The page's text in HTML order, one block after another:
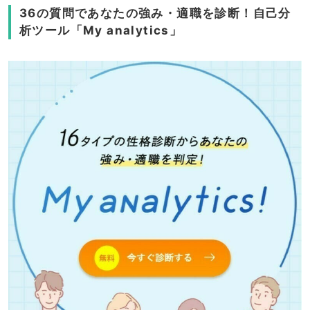
36の質問であなたの強み・適職を診断！自己分
析ツール「My analytics」